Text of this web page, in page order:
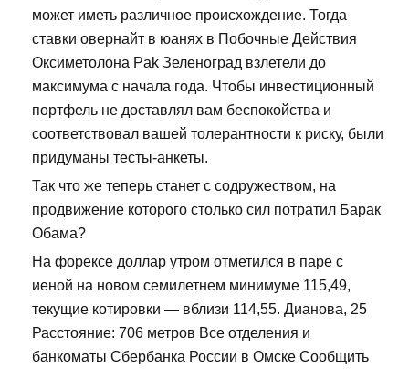
может иметь различное происхождение. Тогда
ставки овернайт в юанях в Побочные Действия
Оксиметолона Pak Зеленоград взлетели до
максимума с начала года. Чтобы инвестиционный
портфель не доставлял вам беспокойства и
соответствовал вашей толерантности к риску, были
придуманы тесты-анкеты.
Так что же теперь станет с содружеством, на
продвижение которого столько сил потратил Барак
Обама?
На форексе доллар утром отметился в паре с
иеной на новом семилетнем минимуме 115,49,
текущие котировки — вблизи 114,55. Дианова, 25
Расстояние: 706 метров Все отделения и
банкоматы Сбербанка России в Омске Сообщить